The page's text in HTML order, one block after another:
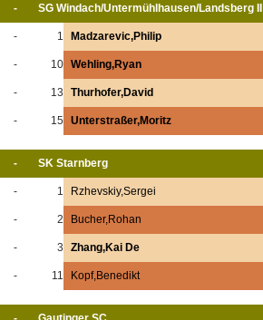
- SG Windach/Untermühlhausen/Landsberg II
- 1 Madzarevic,Philip
- 10 Wehling,Ryan
- 13 Thurhofer,David
- 15 Unterstraßer,Moritz
- SK Starnberg
- 1 Rzhevskiy,Sergei
- 2 Bucher,Rohan
- 3 Zhang,Kai De
- 11 Kopf,Benedikt